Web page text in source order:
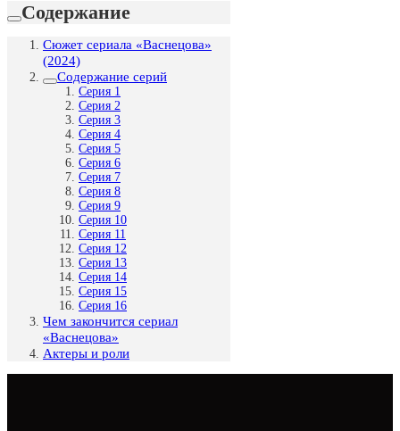
Содержание
Сюжет сериала «Васнецова»
(2024)
Содержание серий
Серия 1
Серия 2
Серия 3
Серия 4
Серия 5
Серия 6
Серия 7
Серия 8
Серия 9
Серия 10
Серия 11
Серия 12
Серия 13
Серия 14
Серия 15
Серия 16
Чем закончится сериал
«Васнецова»
Актеры и роли